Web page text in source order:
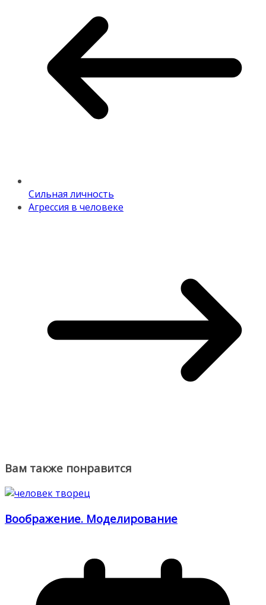
Сильная личность
Агрессия в человеке
Вам также понравится
Воображение. Моделирование